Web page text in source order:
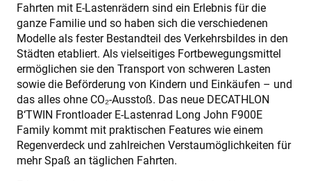
Fahrten mit E-Lastenrädern sind ein Erlebnis für die
ganze Familie und so haben sich die verschiedenen
Modelle als fester Bestandteil des Verkehrsbildes in den
Städten etabliert. Als vielseitiges Fortbewegungsmittel
ermöglichen sie den Transport von schweren Lasten
sowie die Beförderung von Kindern und Einkäufen – und
das alles ohne CO₂-Ausstoß. Das neue DECATHLON
B‘TWIN Frontloader E-Lastenrad Long John F900E
Family kommt mit praktischen Features wie einem
Regenverdeck und zahlreichen Verstaumöglichkeiten für
mehr Spaß an täglichen Fahrten.